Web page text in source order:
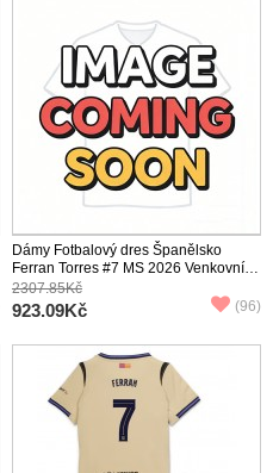
Dámy Fotbalový dres Španělsko
Ferran Torres #7 MS 2026 Venkovní
Krátký Rukáv
2307.85Kč
923.09Kč (96)